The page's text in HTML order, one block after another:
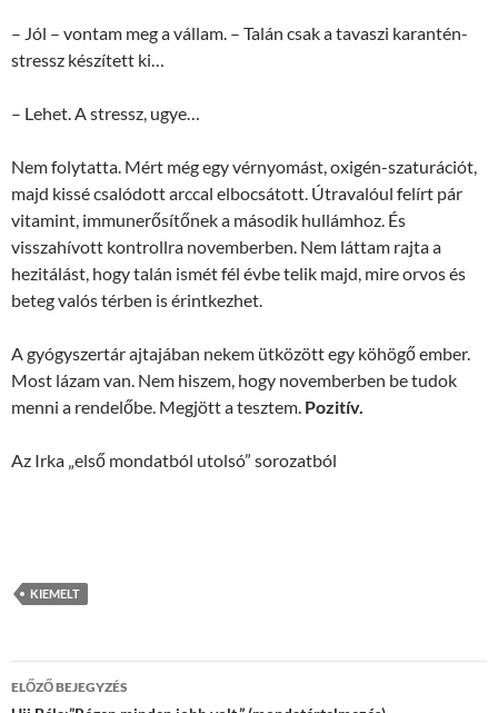
– Jól – vontam meg a vállam. – Talán csak a tavaszi karantén-
stressz készített ki…
– Lehet. A stressz, ugye…
Nem folytatta. Mért még egy vérnyomást, oxigén-szaturációt,
majd kissé csalódott arccal elbocsátott. Útravalóul felírt pár
vitamint, immunerősítőnek a második hullámhoz. És
visszahívott kontrollra novemberben. Nem láttam rajta a
hezitálást, hogy talán ismét fél évbe telik majd, mire orvos és
beteg valós térben is érintkezhet.
A gyógyszertár ajtajában nekem ütközött egy köhögő ember.
Most lázam van. Nem hiszem, hogy novemberben be tudok
menni a rendelőbe. Megjött a tesztem. Pozitív.
Az Irka „első mondatból utolsó” sorozatból
KIEMELT
Bejegyzések
ELŐZŐ BEJEGYZÉS